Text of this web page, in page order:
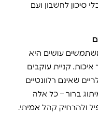
סיכון לחשבון ועם
עושים היא
קניית עוקבים
שאינם רלוונטיים
ברור – כל אלה
ולהרחיק קהל אמיתי.